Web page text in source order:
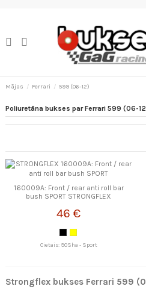
Mājas Ferrari 599 (06-12)
Poliuretāna bukses par Ferrari 599 (06-
160009A: Front / rear anti roll bar
bush SPORT STRONGFLEX
46 €
Cietais: 90Sha - Sport
Strongflex bukses Ferrari 599